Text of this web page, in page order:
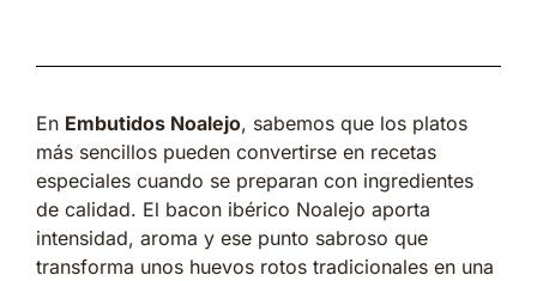
En Embutidos Noalejo, sabemos que los platos
más sencillos pueden convertirse en recetas
especiales cuando se preparan con ingredientes
de calidad. El bacon ibérico Noalejo aporta
intensidad, aroma y ese punto sabroso que
transforma unos huevos rotos tradicionales en una